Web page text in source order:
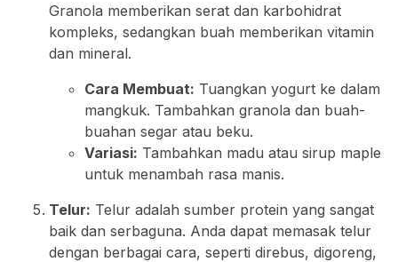
Granola memberikan serat dan karbohidrat
kompleks, sedangkan buah memberikan vitamin
dan mineral.
Cara Membuat: Tuangkan yogurt ke dalam
mangkuk. Tambahkan granola dan buah-
buahan segar atau beku.
Variasi: Tambahkan madu atau sirup maple
untuk menambah rasa manis.
Telur: Telur adalah sumber protein yang sangat
baik dan serbaguna. Anda dapat memasak telur
dengan berbagai cara, seperti direbus, digoreng,